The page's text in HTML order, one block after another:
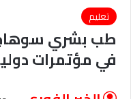
تعليم
طب بشري
في مؤتمرات